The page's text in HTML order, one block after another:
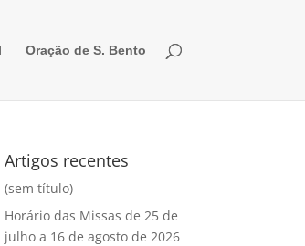
Oração de S. Bento
Artigos recentes
(sem título)
Horário das Missas de 25 de
julho a 16 de agosto de 2026